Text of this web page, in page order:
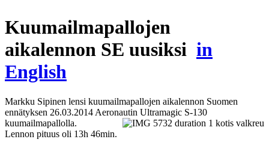
Kuumailmapallojen
aikalennon SE uusiksi in
English
Markku Sipinen lensi kuumailmapallojen aikalennon Suomen
ennätyksen 26.03.2014 Aeronautin Ultramagic S-130
kuumailmapallolla.
Lennon pituus oli 13h 46min.